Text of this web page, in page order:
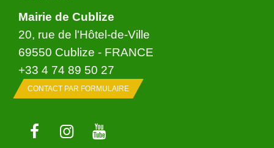
Mairie de Cublize
20, rue de l'Hôtel-de-Ville
69550 Cublize - FRANCE
+33 4 74 89 50 27
CONTACT PAR FORMULAIRE